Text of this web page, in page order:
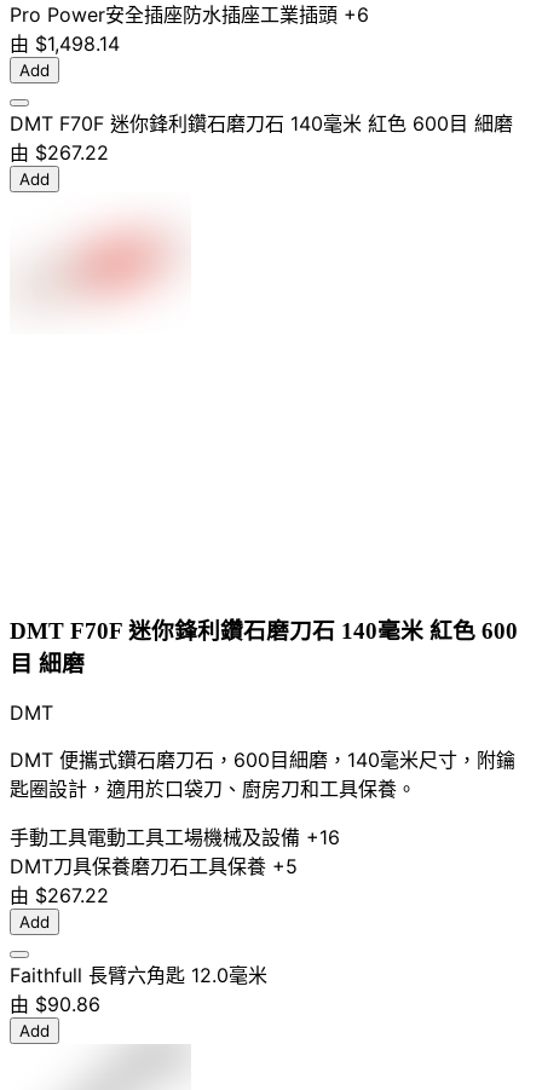
Pro Power安全插座防水插座工業插頭 +6
由 $1,498.14
Add
DMT F70F 迷你鋒利鑽石磨刀石 140毫米 紅色 600目 細磨
由 $267.22
Add
DMT F70F 迷你鋒利鑽石磨刀石 140毫米 紅色 600
目 細磨
DMT
DMT 便攜式鑽石磨刀石，600目細磨，140毫米尺寸，附鑰
匙圈設計，適用於口袋刀、廚房刀和工具保養。
手動工具電動工具工場機械及設備 +16
DMT刀具保養磨刀石工具保養 +5
由 $267.22
Add
Faithfull 長臂六角匙 12.0毫米
由 $90.86
Add